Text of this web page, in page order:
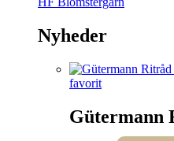
Nyheder
favorit
Gütermann